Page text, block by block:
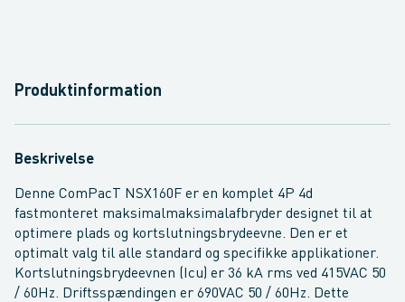
Produktinformation
Beskrivelse
Denne ComPacT NSX160F er en komplet 4P 4d
fastmonteret maksimalmaksimalafbryder designet til at
optimere plads og kortslutningsbrydeevne. Den er et
optimalt valg til alle standard og specifikke applikationer.
Kortslutningsbrydeevnen (Icu) er 36 kA rms ved 415VAC 50
/ 60Hz. Driftsspændingen er 690VAC 50 / 60Hz. Dette